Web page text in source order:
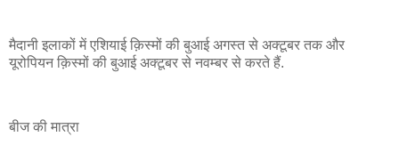
मैदानी इलाकों में एशियाई क़िस्मों की बुआई अगस्त से अक्टूबर तक और
यूरोपियन क़िस्मों की बुआई अक्टूबर से नवम्बर से करते हैं.
बीज की मात्रा